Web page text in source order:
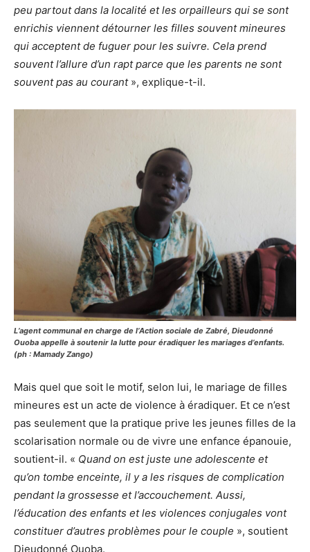
peu partout dans la localité et les orpailleurs qui se sont
enrichis viennent détourner les filles souvent mineures
qui acceptent de fuguer pour les suivre. Cela prend
souvent l’allure d’un rapt parce que les parents ne sont
souvent pas au courant », explique-t-il.
L’agent communal en charge de l’Action sociale de Zabré, Dieudonné
Ouoba appelle à soutenir la lutte pour éradiquer les mariages d’enfants.
(ph : Mamady Zango)
Mais quel que soit le motif, selon lui, le mariage de filles
mineures est un acte de violence à éradiquer. Et ce n’est
pas seulement que la pratique prive les jeunes filles de la
scolarisation normale ou de vivre une enfance épanouie,
soutient-il. « Quand on est juste une adolescente et
qu’on tombe enceinte, il y a les risques de complication
pendant la grossesse et l’accouchement. Aussi,
l’éducation des enfants et les violences conjugales vont
constituer d’autres problèmes pour le couple », soutient
Dieudonné Ouoba.